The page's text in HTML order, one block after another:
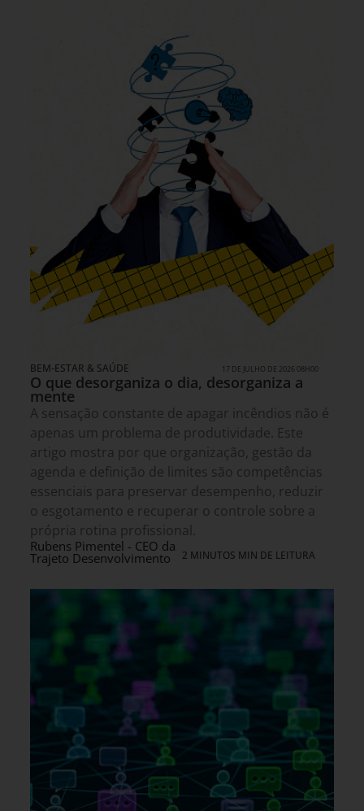
BEM-ESTAR & SAÚDE 17 DE JULHO DE 2026 08H00
O que desorganiza o dia, desorganiza a
mente
A sensação constante de apagar incêndios não é
apenas um problema de produtividade. Este
artigo mostra por que organização, gestão da
agenda e definição de limites são competências
essenciais para preservar desempenho, reduzir
o esgotamento e recuperar o controle sobre a
própria rotina profissional.
Rubens Pimentel - CEO da
Trajeto Desenvolvimento 2 MINUTOS MIN DE LEITURA